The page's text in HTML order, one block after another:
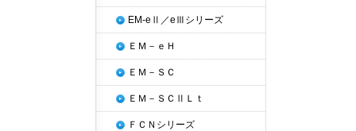
EM-eⅡ／eⅢシリーズ
ＥＭ－ｅＨ
ＥＭ－ＳＣ
ＥＭ－ＳＣⅡＬｔ
ＦＣＮシリーズ